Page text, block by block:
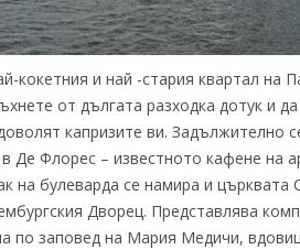
кокетния и най -стария квартал на
от дългата разходка дотук и
капризите ви. Задължително
Де Флорес – известното кафене на
на булеварда се намира и
Дворец. Представлява
по заповед на Мария Медичи,